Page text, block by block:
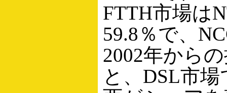
FTTH市場は
59.8％で、
2002年から
と、DSL市